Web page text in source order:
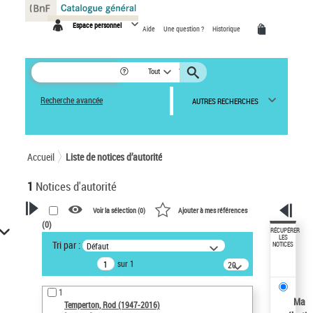
Espace personnel Aide Une question ? Historique
Tout
Recherche avancée AUTRES RECHERCHES
Accueil Liste de notices d’autorité
1 Notices d'autorité
VOTRE RECHERCHE
Recherche avancée dans les
notices d’autorité
Œuvres liées à l'auteur :
Temperton, Rod (1947-2016)
Voir la sélection (0) Ajouter à mes références
(0)
Tri par : Défaut
sur 1
20
résultats/page
1
Temperton, Rod (1947-2016)
RÉCUPÉRER
LES
NOTICES
Ma
Panneau de gestion des cookies